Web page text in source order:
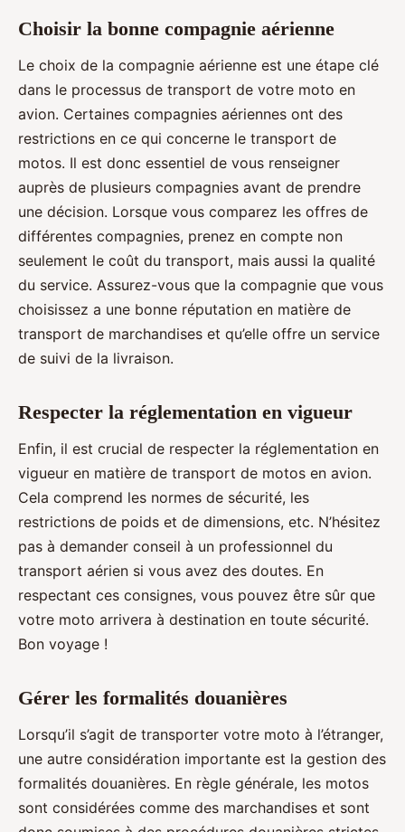
Choisir la bonne compagnie aérienne
Le choix de la compagnie aérienne est une étape clé
dans le processus de transport de votre moto en
avion. Certaines compagnies aériennes ont des
restrictions en ce qui concerne le transport de
motos. Il est donc essentiel de vous renseigner
auprès de plusieurs compagnies avant de prendre
une décision. Lorsque vous comparez les offres de
différentes compagnies, prenez en compte non
seulement le coût du transport, mais aussi la qualité
du service. Assurez-vous que la compagnie que vous
choisissez a une bonne réputation en matière de
transport de marchandises et qu’elle offre un service
de suivi de la livraison.
Respecter la réglementation en vigueur
Enfin, il est crucial de respecter la réglementation en
vigueur en matière de transport de motos en avion.
Cela comprend les normes de sécurité, les
restrictions de poids et de dimensions, etc. N’hésitez
pas à demander conseil à un professionnel du
transport aérien si vous avez des doutes. En
respectant ces consignes, vous pouvez être sûr que
votre moto arrivera à destination en toute sécurité.
Bon voyage !
Gérer les formalités douanières
Lorsqu’il s’agit de transporter votre moto à l’étranger,
une autre considération importante est la gestion des
formalités douanières. En règle générale, les motos
sont considérées comme des marchandises et sont